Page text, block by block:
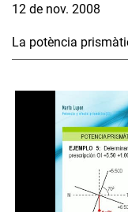
12 de nov. 2008
La potència